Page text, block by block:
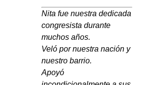
Nita fue nuestra dedicada
congresista durante
muchos años.
Veló por nuestra nación y
nuestro barrio.
Apoyó